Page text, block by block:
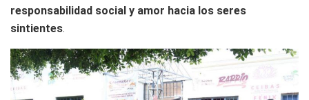
responsabilidad social y amor hacia los seres
sintientes.